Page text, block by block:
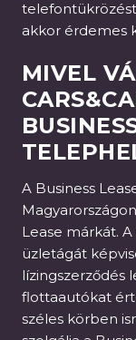
akkor érdemes
MIVEL
A Business
Lease márkát. A
üzletágát
lízingszerződés
flottaautókat
széles körben